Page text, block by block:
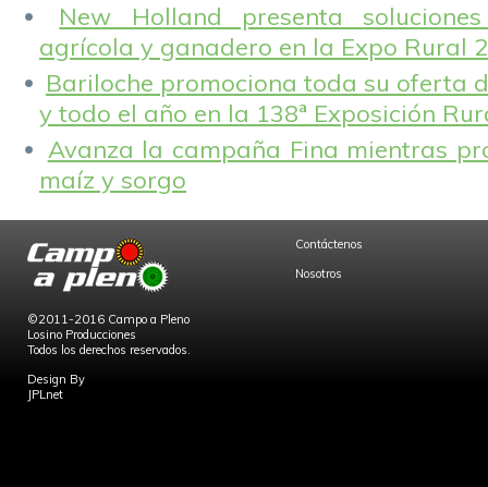
New Holland presenta
agrícola y ganadero en la Expo Rural
Bariloche promociona toda su oferta
y todo el año en la 138ª Exposición
Avanza la campaña Fina mientras
maíz y sorgo
©2011-2016 Campo a Pleno
Losino Producciones
Todos los derechos reservados.
Design By
JPLnet
Contáctenos
Nosotros